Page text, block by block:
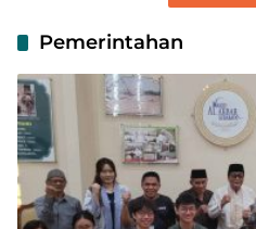
Pemerintahan